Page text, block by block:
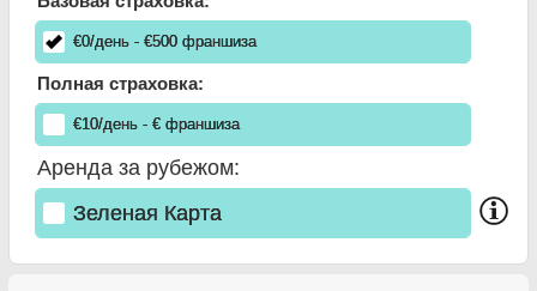
€0/день - €500франшиза
Полная страховка:
€10/день - €франшиза
Аренда за рубежом:
Зеленая Карта